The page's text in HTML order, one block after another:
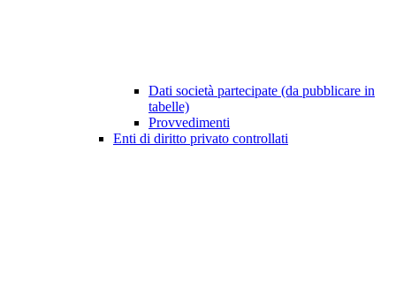
Dati società partecipate (da pubblicare in
tabelle)
Provvedimenti
Enti di diritto privato controllati